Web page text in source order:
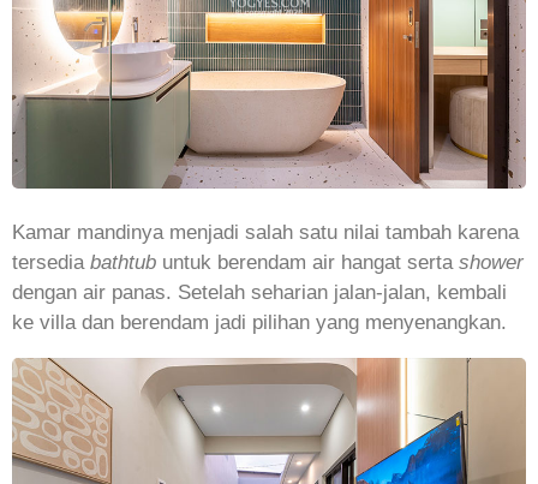
Kamar mandinya menjadi salah satu nilai tambah karena
tersedia bathtub untuk berendam air hangat serta shower
dengan air panas. Setelah seharian jalan-jalan, kembali
ke villa dan berendam jadi pilihan yang menyenangkan.